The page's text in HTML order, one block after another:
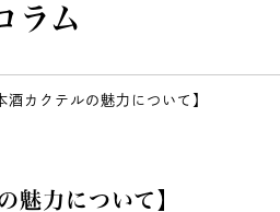
ラム
酒カクテルの魅力について】
魅力について】